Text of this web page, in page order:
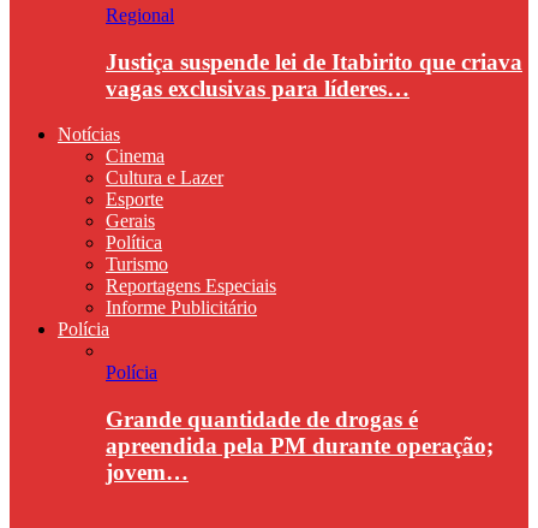
Regional
Justiça suspende lei de Itabirito que criava
vagas exclusivas para líderes…
Notícias
Cinema
Cultura e Lazer
Esporte
Gerais
Política
Turismo
Reportagens Especiais
Informe Publicitário
Polícia
Polícia
Grande quantidade de drogas é
apreendida pela PM durante operação;
jovem…